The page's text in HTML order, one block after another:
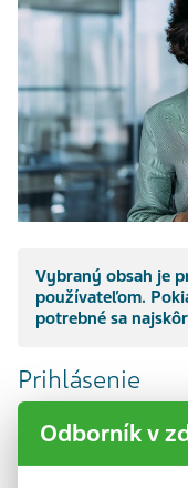
Vybraný obsah je
používateľom.
potrebné sa
Prihlásenie
Odborník v